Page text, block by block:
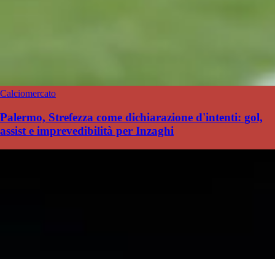
Calciomercato
Palermo, Strefezza come dichiarazione d'intenti: gol,
assist e imprevedibilità per Inzaghi